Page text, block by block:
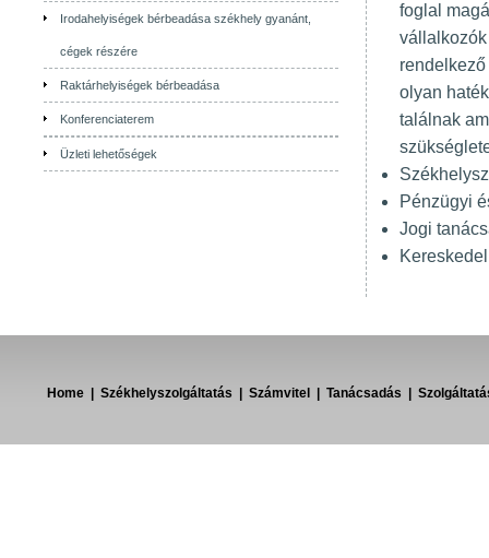
Irodahelyiségek bérbeadása székhely gyanánt,
cégek részére
Raktárhelyiségek bérbeadása
Konferenciaterem
Üzleti lehetőségek
foglal
olyan
találnak
Pénzügyi
Jogi
Home Székhelyszolgáltatás Számvitel Tanácsadás